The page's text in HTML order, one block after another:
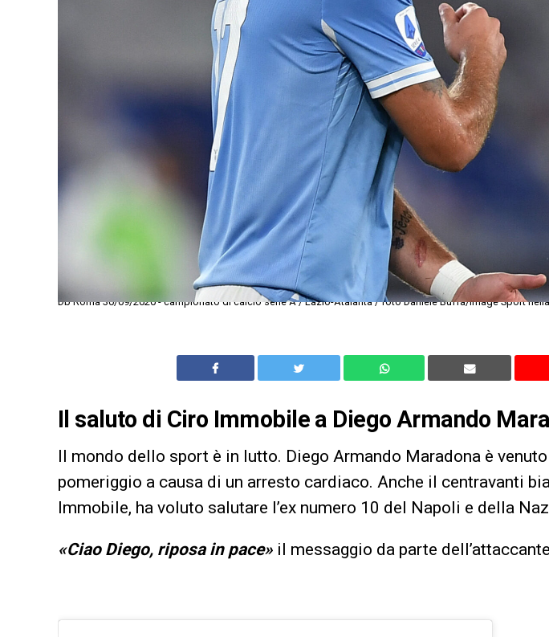
Db Roma 30/09/2020 - campionato di calcio serie A / Lazio-Atalanta / foto Daniele Buffa/Image Sport
Il saluto di Ciro Immobile a Diego Armando
Il mondo dello sport è in lutto. Diego Armando Maradona è
pomeriggio a causa di un arresto cardiaco. Anche il centravanti
Immobile, ha voluto salutare l’ex numero 10 del Napoli e della
«Ciao Diego, riposa in pace» il messaggio da parte